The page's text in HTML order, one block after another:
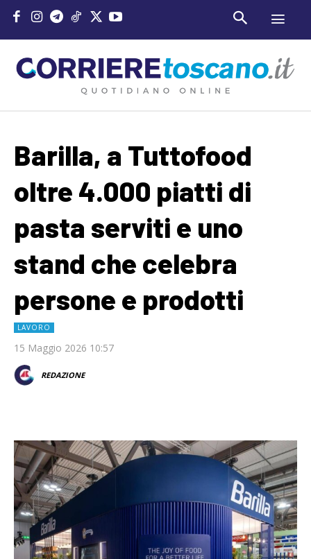
Barilla, a Tuttofood
oltre 4.000 piatti di
pasta serviti e uno
stand che celebra
persone e prodotti
LAVORO
15 Maggio 2026 10:57
REDAZIONE